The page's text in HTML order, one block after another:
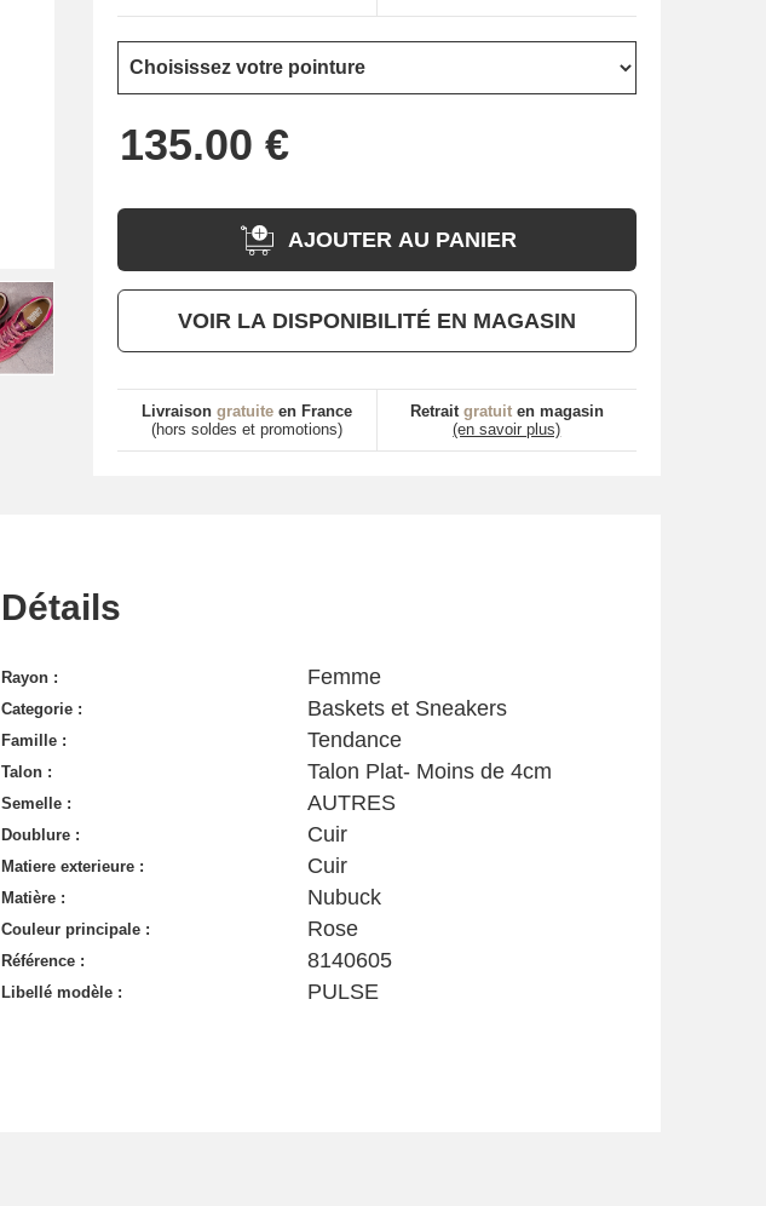
AJOUTER AU PANIER
VOIR LA DISPONIBILITÉ EN MAGASIN
Livraison gratuiteen France
(hors soldes et promotions)
Retrait gratuiten magasin
(en savoir plus)
Détails
Rayon : Femme
Categorie : Baskets et Sneakers
Famille : Tendance
Talon : Talon Plat- Moins de 4cm
Semelle : AUTRES
Doublure : Cuir
Matiere exterieure : Cuir
Matière : Nubuck
Couleur principale : Rose
Référence : 8140605
Libellé modèle : PULSE